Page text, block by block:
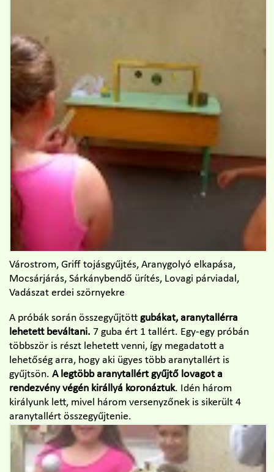
Várostrom, Griff tojásgyűjtés, Aranygolyó elkapása,
Mocsárjárás, Sárkánybendő ürítés, Lovagi párviadal,
Vadászat erdei szörnyekre
A próbák során összegyűjtött gubákat, aranytallérra
lehetett beváltani. 7 guba ért 1 tallért. Egy-egy próbán
többször is részt lehetett venni, így megadatott a
lehetőség arra, hogy aki ügyes több aranytallért is
gyűjtsön. A legtöbb aranytallért gyűjtő lovagot a
rendezvény végén királlyá koronáztuk. Idén három
királyunk lett, mivel három versenyzőnek is sikerült 4
aranytallért összegyűjtenie.